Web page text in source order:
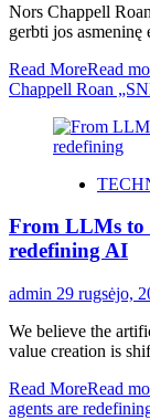
Nors Chappell
gerbti jos
Read MoreRead
Chappell Roan
From LLMs to
redefining AI
admin 29 rugsėjo,
We believe the
value creation is
Read MoreRead
agents are